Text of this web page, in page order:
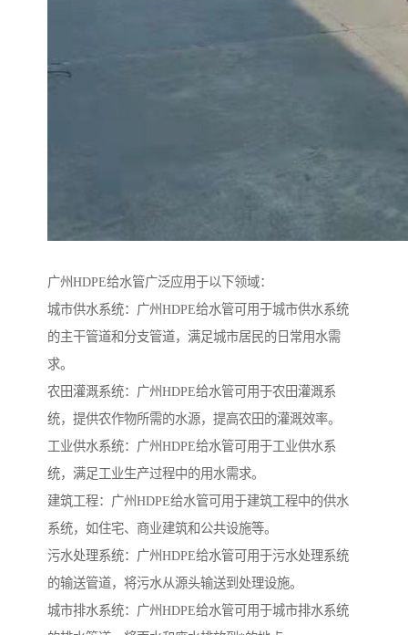
广州HDPE给水管广泛应用于以下领域：
城市供水系统：广州HDPE给水管可用于城市供水系统
的主干管道和分支管道，满足城市居民的日常用水需
求。
农田灌溉系统：广州HDPE给水管可用于农田灌溉系
统，提供农作物所需的水源，提高农田的灌溉效率。
工业供水系统：广州HDPE给水管可用于工业供水系
统，满足工业生产过程中的用水需求。
建筑工程：广州HDPE给水管可用于建筑工程中的供水
系统，如住宅、商业建筑和公共设施等。
污水处理系统：广州HDPE给水管可用于污水处理系统
的输送管道，将污水从源头输送到处理设施。
城市排水系统：广州HDPE给水管可用于城市排水系统